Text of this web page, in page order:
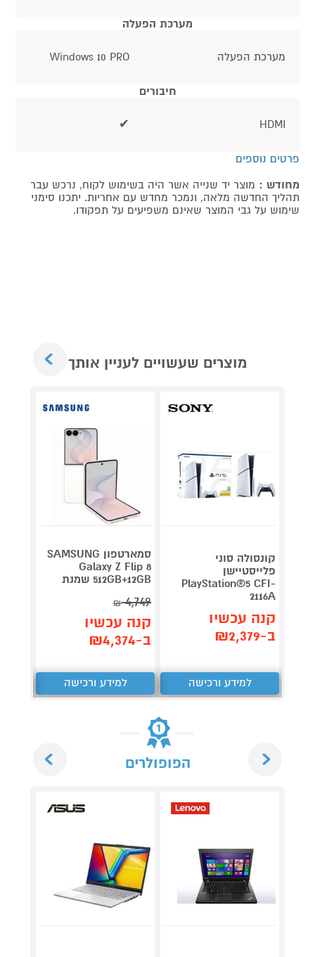
מערכת הפעלה
מערכת הפעלה Windows 10 PRO
חיבורים
HDMI
✔
פרטים נוספים
מחודש : מוצר יד שנייה אשר היה בשימוש לקוח, נרכש עבר
תהליך החדשה מלאה, ונמכר מחדש עם אחריות. יתכנו סימני
שימוש על גבי המוצר שאינם משפיעים על תפקודו.
מוצרים שעשויים לעניין אותך
קונסולה סוני
פלייסטיישן
PlayStation®5 CFI-
2116A
קנה עכשיו
ב-₪2,379
למידע ורכישה
סמארטפון SAMSUNG
Galaxy Z Flip 8
512GB+12GB שמנת
4,749
₪
קנה עכשיו
ב-₪4,374
למידע ורכישה
הפופולרים